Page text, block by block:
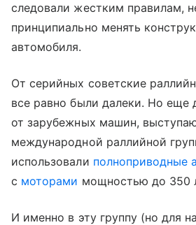
следовали жестким правилам,
принципиально менять
автомобиля.
От серийных советские
все равно были далеки. Но еще
от зарубежных машин,
международной раллийной
использовали полноприводные
с моторами мощностью до 350
И именно в эту группу (но для